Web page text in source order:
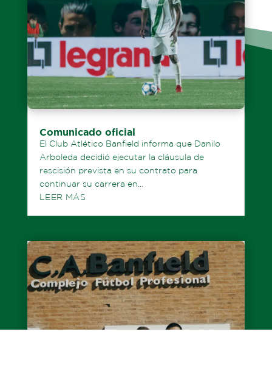
Comunicado oficial
El Club Atlético Banfield informa que Danilo
Arboleda decidió ejecutar la cláusula de
rescisión prevista en su contrato para
continuar su carrera en...
LEER MÁS